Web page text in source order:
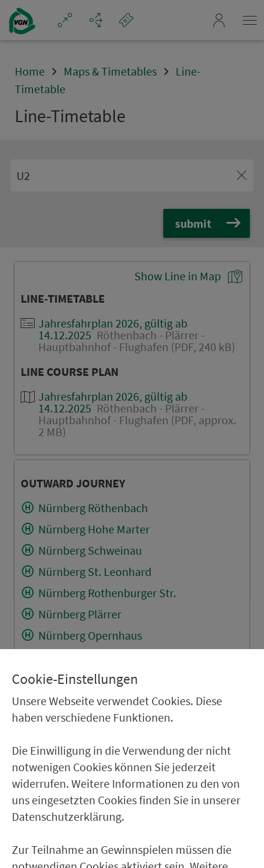
Navigation überspringen
Home Maps & Timetables
Line-
Timetable
Line-Timetable
submit
Show Line in Map
LINE-TIMETABLE
Jahresfahrplan 2026, gültig ab
14.12.2025 Röthenbach - Plärrer -
Hauptbahnhof - Flughafen (PDF, 240 kB)
LINE COURSE PLAN
Jahresfahrplan 2026, gültig ab
14.12.2025 Röthenbach - Plärrer -
Hauptbahnhof - Flughafen (PDF, approx.
2 MB)
OUTWARD JOURNEY
Nürnberg Röthenbach
Nürnberg Hohe Marter
Nürnberg Schweinau
Nürnberg St. Leonhard
Nürnberg Rothenburger Str.
Nürnberg Plärrer
Nürnberg Opernhaus
Nürnberg Wöhrder Wiese
Nürnberg Rathenauplatz
Nürnberg Rennweg
Nürnberg, Nordostbahnhof
Nürnberg Herrnhütte
Nürnberg Ziegelstein
Cookie-Einstellungen
Unsere Webseite verwendet Cookies. Diese
haben verschiedene Funktionen.
Die Einwilligung in die Verwendung der nicht
notwenigen Cookies können Sie jederzeit
widerrufen. Weitere Informationen zu den von
uns eingesetzten Cookies finden Sie in unserer
Datenschutzerklärung.
Zur Teilnahme an Gewinnspielen müssen die